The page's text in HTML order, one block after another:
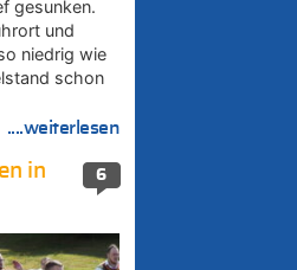
gesunken.
und
niedrig wie
schon
....weiterlesen
6
in